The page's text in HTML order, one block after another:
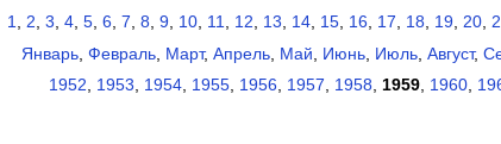
1
2 3 4, 5, 6, 7 8 9, 10, 11 12 13 14, 15, 16, 17 18 19, 20,
Январь Февраль Март, Апрель Май Июнь Июль Август,
1952, 1953, 1954, 1955, 1956, 1957, 1958, 1959, 1960,